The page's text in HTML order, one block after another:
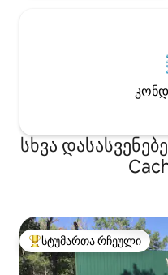
სხვა
სტუმართა რჩეული
სტუმართა რჩეული